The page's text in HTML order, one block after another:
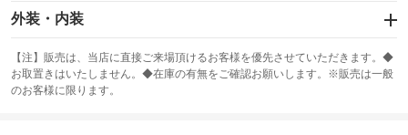
エアバッグ：運転席/助手席
：装備あり
：装備なし
サンルーフ
：装備なし ABS
外装・内装
カーナビ
：装備なし
TV
：装備なし
【注】販売は、当店に直接ご来場頂けるお客様を優先させていただきます。◆
お取置きはいたしません。◆在庫の有無をご確認お願いします。※販売は一般
のお客様に限ります。